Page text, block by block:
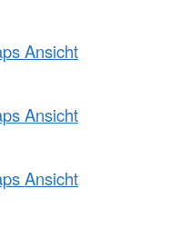
Ansicht
Ansicht
Ansicht